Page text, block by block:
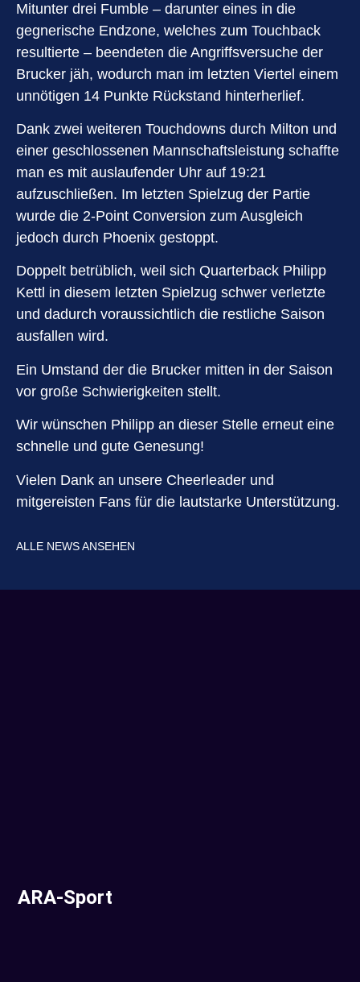
Mitunter drei Fumble – darunter eines in die
gegnerische Endzone, welches zum Touchback
resultierte – beendeten die Angriffsversuche der
Brucker jäh, wodurch man im letzten Viertel einem
unnötigen 14 Punkte Rückstand hinterherlief.
Dank zwei weiteren Touchdowns durch Milton und
einer geschlossenen Mannschaftsleistung schaffte
man es mit auslaufender Uhr auf 19:21
aufzuschließen. Im letzten Spielzug der Partie
wurde die 2-Point Conversion zum Ausgleich
jedoch durch Phoenix gestoppt.
Doppelt betrüblich, weil sich Quarterback Philipp
Kettl in diesem letzten Spielzug schwer verletzte
und dadurch voraussichtlich die restliche Saison
ausfallen wird.
Ein Umstand der die Brucker mitten in der Saison
vor große Schwierigkeiten stellt.
Wir wünschen Philipp an dieser Stelle erneut eine
schnelle und gute Genesung!
Vielen Dank an unsere Cheerleader und
mitgereisten Fans für die lautstarke Unterstützung.
ALLE NEWS ANSEHEN
ARA-Sport